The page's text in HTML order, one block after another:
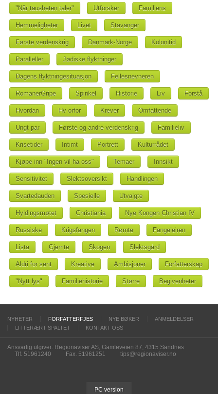
"Når tausheten taler" Utforsker Familiens
Hemmeligheter Livet Stavanger
Første verdenskrig Danmark-Norge Kolonitid
Paralleller Jødiske flyktninger
Dagens flyktningesituasjon Fellesnevneren
RomanerGripe Spinkel Historie Liv Forstå
Hvordan Hv orfor Krever Omfattende
Ungt par Første og andre verdenskrig Familieliv
Krisetider Intimt Portrett Kulturrådet
Kjøpe inn "Ingen vil ha oss" Temaer Innsikt
Sensitivitet Slektsoversikt Handlingen
Svartedauden Spesielle Utvalgte
Hyldingsmøtet Christiania Nye Kongen Christian IV
Russiske Krigsfangen Rømte Fangeleiren
Lista Gjemte Skogen Slektsgård
Aldri for sent Kreative Ambisjoner Forfatterskap
"Nytt lys" Familiehistorie Større Begivenheter
NYHETER FORFATTERFJES NYE BØKER
ANMELDELSER
LITTERÆRT SPALTET
KONTAKT OSS
Ansvarlig utgiver: Regionaviser AS, Gamleveien 87, 4315 Sandnes
Tlf. 51961240
Fax. 51961251 tips@regionaviser.no
PC version